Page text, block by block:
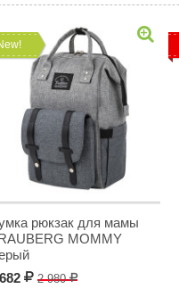
рюкзак для мамы
MOMMY
Р 2 980Р